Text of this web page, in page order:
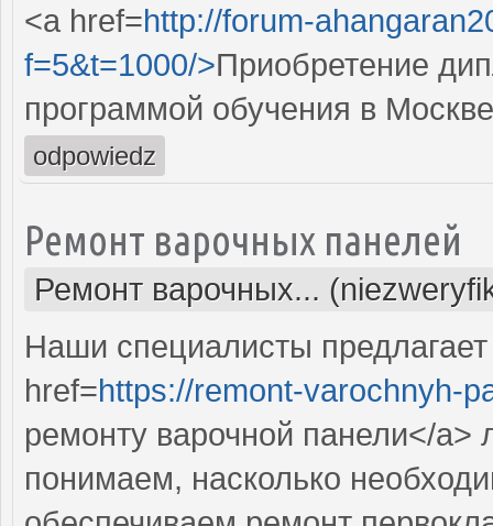
<a href=http://forum-
f=5&t=1000/>Приобретение
программой обучения в
odpowiedz
Ремонт варочных панелей
Ремонт варочных...
Наши специалисты
href=https://remont-varochnyh-
ремонту варочной панели</
понимаем, насколько